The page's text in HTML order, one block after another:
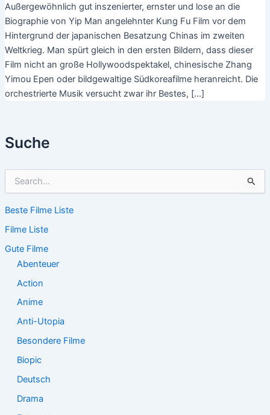
Suche
h
n
n
Beste Filme Liste
Filme Liste
Gute Filme
Abenteuer
Action
Anime
Anti-Utopia
Besondere Filme
Biopic
Deutsch
Drama
Außergewöhnlich gut inszenierter, ernster und lose an die
Biographie von Yip Man angelehnter Kung Fu Film vor dem
Hintergrund der japanischen Besatzung Chinas im zweiten
Weltkrieg. Man spürt gleich in den ersten Bildern, dass dieser
Film nicht an große Hollywoodspektakel, chinesische Zhang
Yimou Epen oder bildgewaltige Südkoreafilme heranreicht. Die
orchestrierte Musik versucht zwar ihr Bestes, […]